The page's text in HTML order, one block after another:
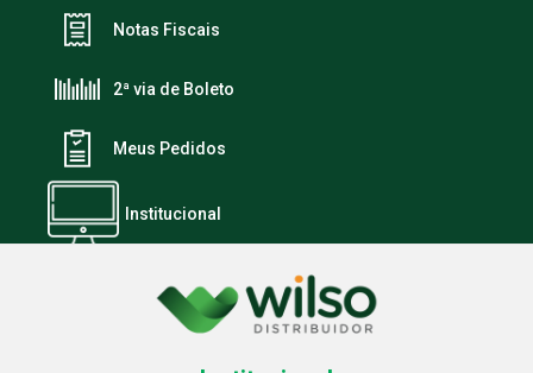
Notas Fiscais
2ª via de Boleto
Meus Pedidos
Institucional